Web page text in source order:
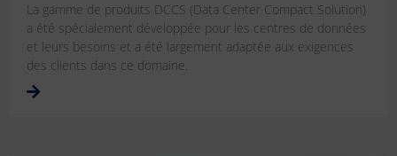
La gamme de produits DCCS (Data Center Compact Solution)
a été spécialement développée pour les centres de données
et leurs besoins et a été largement adaptée aux exigences
des clients dans ce domaine.